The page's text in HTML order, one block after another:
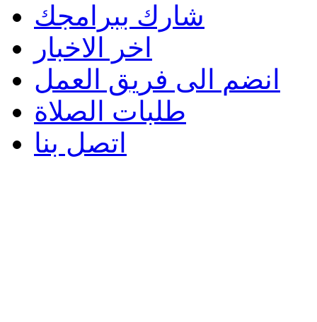
شارك ببرامجك
اخر الاخبار
انضم الى فريق العمل
طلبات الصلاة
اتصل بنا